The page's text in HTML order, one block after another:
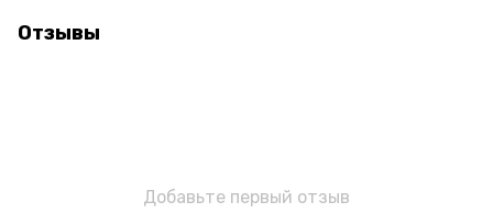
Отзывы
Добавьте первый отзыв